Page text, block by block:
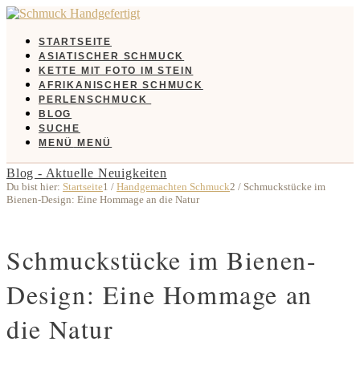
STARTSEITE
ASIATISCHER SCHMUCK
KETTE MIT FOTO IM STEIN
AFRIKANISCHER SCHMUCK
PERLENSCHMUCK
BLOG
SUCHE
MENÜ
MENÜ
Blog - Aktuelle Neuigkeiten
Du bist hier: Startseite1 / Handgemachten Schmuck2 / Schmuckstücke im
Bienen-Design: Eine Hommage an die Natur
Schmuckstücke im Bienen-
Design: Eine Hommage an
die Natur